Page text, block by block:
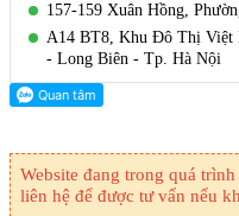
157-159 Xuân Hồng,
A14 BT8, Khu Đô Thị Việt
- Long Biên - Tp. Hà Nội
Website đang trong quá trình
liên hệ để được tư vấn nếu